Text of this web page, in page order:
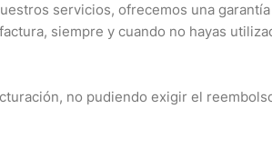
servicios, ofrecemos una
siempre y cuando no hayas
no pudiendo exigir el